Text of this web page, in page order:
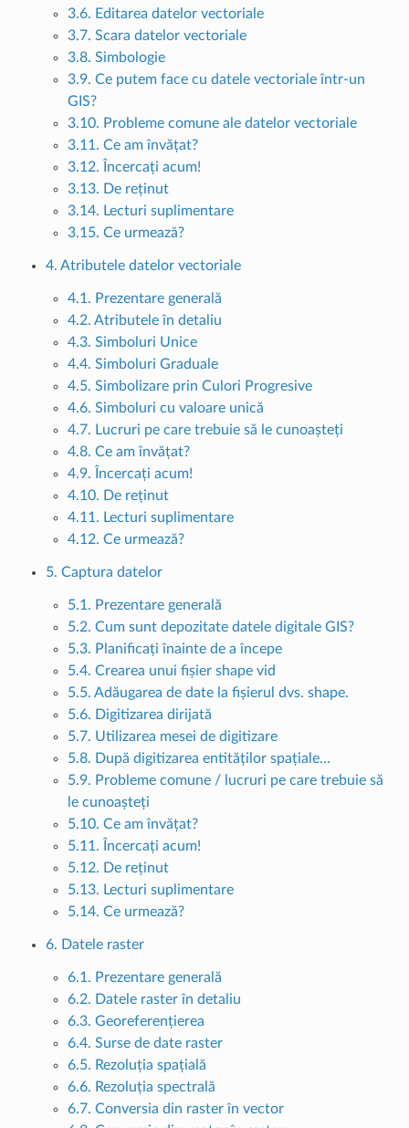
3.6. Editarea datelor vectoriale
3.7. Scara datelor vectoriale
3.8. Simbologie
3.9. Ce putem face cu datele vectoriale într-un
GIS?
3.10. Probleme comune ale datelor vectoriale
3.11. Ce am învățat?
3.12. Încercați acum!
3.13. De reținut
3.14. Lecturi suplimentare
3.15. Ce urmează?
4. Atributele datelor vectoriale
4.1. Prezentare generală
4.2. Atributele în detaliu
4.3. Simboluri Unice
4.4. Simboluri Graduale
4.5. Simbolizare prin Culori Progresive
4.6. Simboluri cu valoare unică
4.7. Lucruri pe care trebuie să le cunoașteți
4.8. Ce am învățat?
4.9. Încercați acum!
4.10. De reținut
4.11. Lecturi suplimentare
4.12. Ce urmează?
5. Captura datelor
5.1. Prezentare generală
5.2. Cum sunt depozitate datele digitale GIS?
5.3. Planificați înainte de a începe
5.4. Crearea unui fișier shape vid
5.5. Adăugarea de date la fișierul dvs. shape.
5.6. Digitizarea dirijată
5.7. Utilizarea mesei de digitizare
5.8. După digitizarea entităților spațiale…
5.9. Probleme comune / lucruri pe care trebuie să
le cunoașteți
5.10. Ce am învățat?
5.11. Încercați acum!
5.12. De reținut
5.13. Lecturi suplimentare
5.14. Ce urmează?
6. Datele raster
6.1. Prezentare generală
6.2. Datele raster în detaliu
6.3. Georeferențierea
6.4. Surse de date raster
6.5. Rezoluția spațială
6.6. Rezoluția spectrală
6.7. Conversia din raster în vector